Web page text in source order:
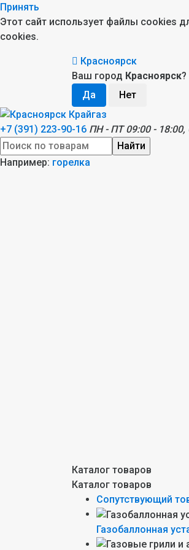
Принять
Этот сайт использует файлы cookies
cookies.
Красноярск
Ваш город Красноярск?
+7 (391) 223-90-16 ПН - ПТ 09:00 -
Найти
Например: горелка
Каталог товаров
Каталог товаров
Сопутствующий
Газобаллонная